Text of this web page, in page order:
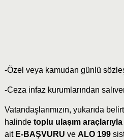
-Özel veya kamudan günlü
-Ceza infaz kurumlarından
Vatandaşlarımızın, yukarıda
halinde toplu ulaşım araçlarıyla
ait E-BAŞVURU ve ALO 199